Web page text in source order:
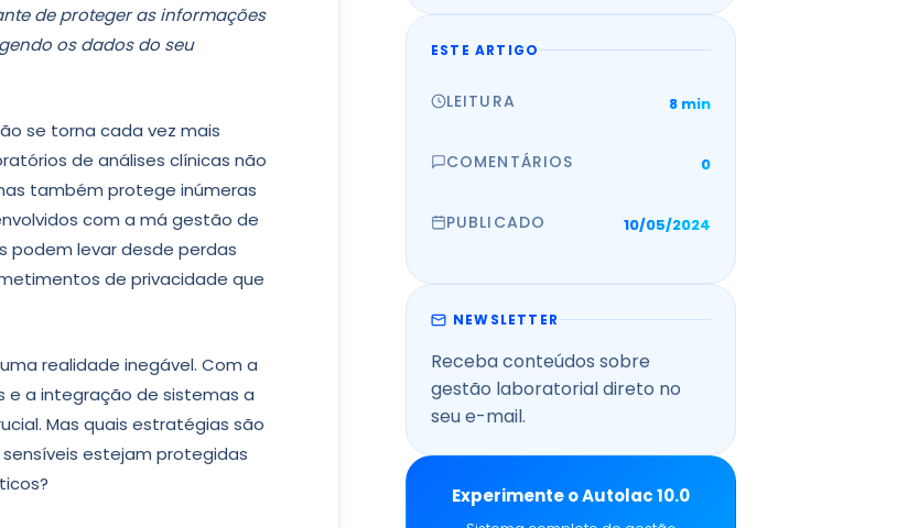
de proteger as informações
os dados do seu
se torna cada vez mais
de análises clínicas não
também protege inúmeras
com a má gestão de
podem levar desde perdas
de privacidade que
realidade inegável. Com a
e a integração de sistemas a
Mas quais estratégias são
estejam protegidas
ESTE ARTIGO
LEITURA 8 min
COMENTÁRIOS 0
PUBLICADO 10/05/2024
NEWSLETTER
Receba conteúdos sobre
gestão laboratorial direto no
seu e-mail.
Experimente o Autolac 10.0